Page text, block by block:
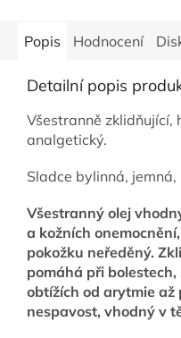
Popis Hodnocení
Detailní popis
Všestranně zklidňující,
analgetický.
Sladce bylinná,
Všestranný olej
a kožních
pokožku neředěný.
pomáhá při
obtížích od arytmie až
nespavost, vhodný v